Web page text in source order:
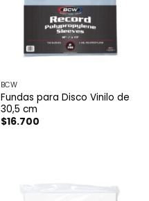
BCW
Fundas para Disco Vinilo de
30,5 cm
$16.700